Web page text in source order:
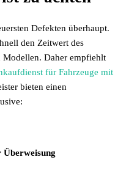
Defekten überhaupt.
den Zeitwert des
Modellen. Daher empfiehlt
für Fahrzeuge mit
bieten einen